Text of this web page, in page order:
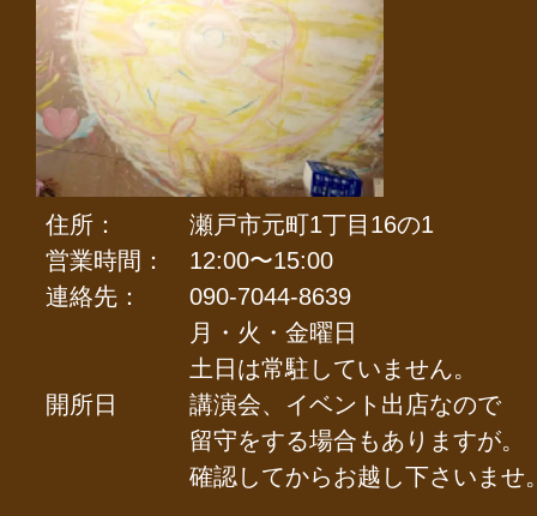
住所：
瀬戸市元町1丁目16の1
営業時間：
12:00〜15:00
連絡先：
090-7044-8639
開所日
月・火・金曜日
土日は常駐していません。
講演会、イベント出店なので
留守をする場合もありますが。
確認してからお越し下さいませ